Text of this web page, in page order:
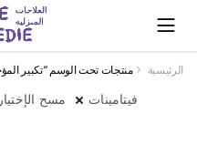
الرئيسية منتجات تحت الوسم “تكبير
مسح فيتامينات